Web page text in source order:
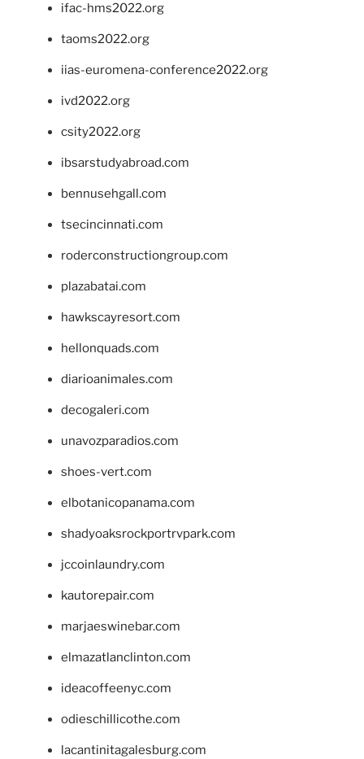
ifac-hms2022.org
taoms2022.org
iias-euromena-conference2022.org
ivd2022.org
csity2022.org
ibsarstudyabroad.com
bennusehgall.com
tsecincinnati.com
roderconstructiongroup.com
plazabatai.com
hawkscayresort.com
hellonquads.com
diarioanimales.com
decogaleri.com
unavozparadios.com
shoes-vert.com
elbotanicopanama.com
shadyoaksrockportrvpark.com
jccoinlaundry.com
kautorepair.com
marjaeswinebar.com
elmazatlanclinton.com
ideacoffeenyc.com
odieschillicothe.com
lacantinitagalesburg.com